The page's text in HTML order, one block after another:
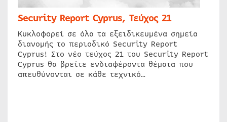
Security Report Cyprus, Τεύχος 21
Κυκλοφορεί σε όλα τα εξειδικευμένα σημεία
διανομής το περιοδικό Security Report
Cyprus! Στο νέο τεύχος 21 του Security Report
Cyprus θα βρείτε ενδιαφέροντα θέματα που
απευθύνονται σε κάθε τεχνικό…